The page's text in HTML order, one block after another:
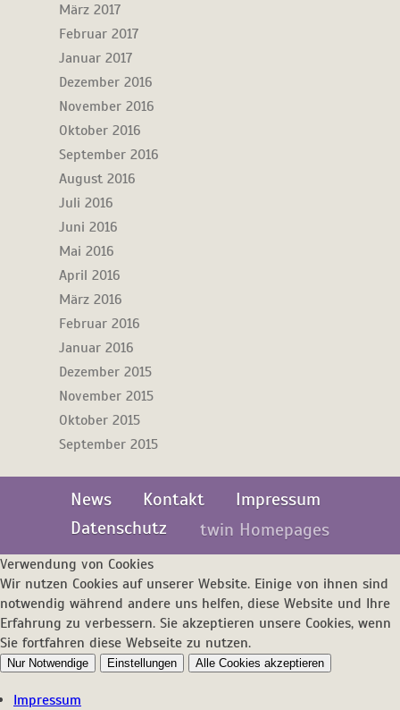
März 2017
Februar 2017
Januar 2017
Dezember 2016
November 2016
Oktober 2016
September 2016
August 2016
Juli 2016
Juni 2016
Mai 2016
April 2016
März 2016
Februar 2016
Januar 2016
Dezember 2015
November 2015
Oktober 2015
September 2015
News Kontakt
Impressum
Datenschutz
twin Homepages
Verwendung von Cookies
Wir nutzen Cookies auf unserer Website. Einige von ihnen sind
notwendig während andere uns helfen, diese Website und Ihre
Erfahrung zu verbessern. Sie akzeptieren unsere Cookies, wenn
Sie fortfahren diese Webseite zu nutzen.
Nur Notwendige Einstellungen Alle Cookies akzeptieren
Impressum